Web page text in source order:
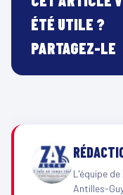
ÉTÉ UTILE ?
PARTAGEZ-LE
L'équipe
Antilles-